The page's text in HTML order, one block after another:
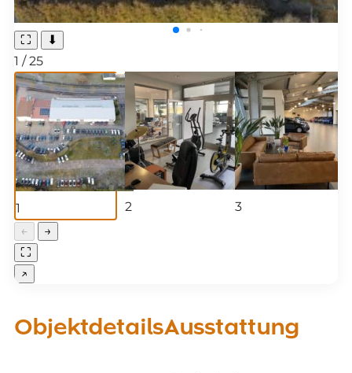
⛶ ⬇
1 / 25
1 2 3
←
→
⛶
↗
ObjektdetailsAusstattung